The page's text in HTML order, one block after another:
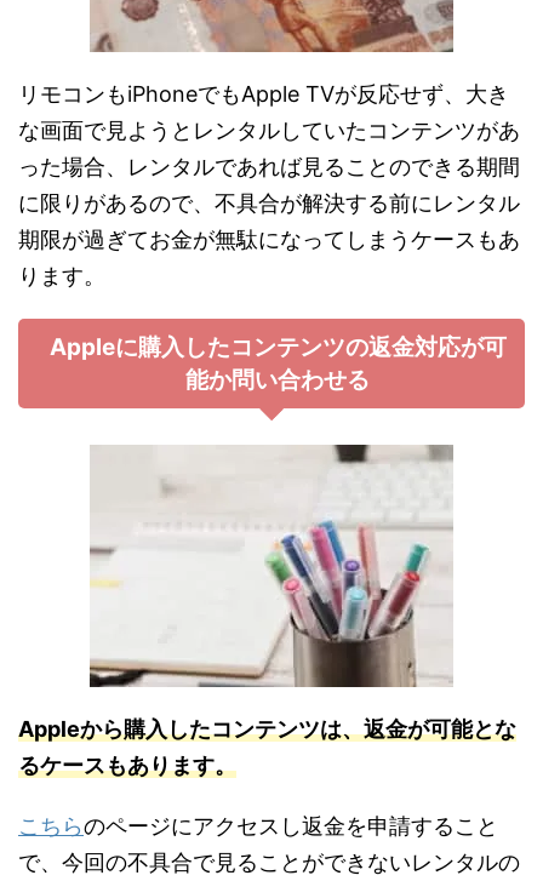
リモコンもiPhoneでもApple TVが反応せず、大き
な画面で見ようとレンタルしていたコンテンツがあ
った場合、レンタルであれば見ることのできる期間
に限りがあるので、不具合が解決する前にレンタル
期限が過ぎてお金が無駄になってしまうケースもあ
ります。
Appleに購入したコンテンツの返金対応が可
能か問い合わせる
Appleから購入したコンテンツは、返金が可能とな
るケースもあります。
こちらのページにアクセスし返金を申請すること
で、今回の不具合で見ることができないレンタルの